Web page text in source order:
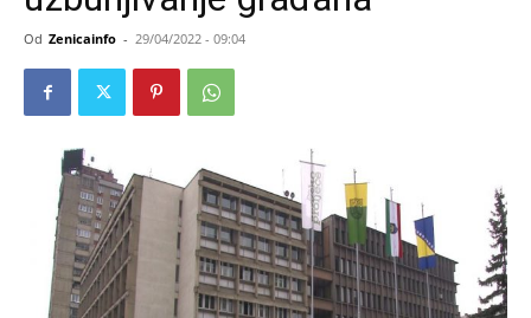
Od Zenicainfo - 29/04/2022 - 09:04